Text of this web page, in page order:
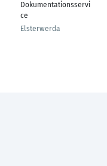
Dokumentationsservi
ce
Elsterwerda